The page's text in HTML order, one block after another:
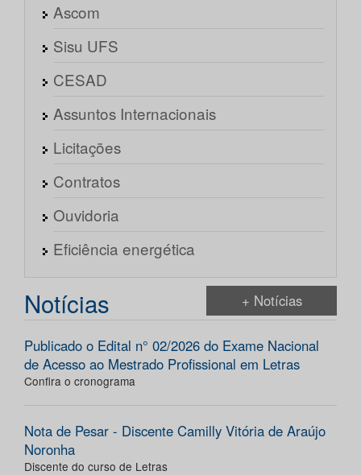
Ascom
Sisu UFS
CESAD
Assuntos Internacionais
Licitações
Contratos
Ouvidoria
Eficiência energética
Notícias + Notícias
Publicado o Edital n° 02/2026 do Exame Nacional
de Acesso ao Mestrado Profissional em Letras
Confira o cronograma
Nota de Pesar - Discente Camilly Vitória de Araújo
Noronha
Discente do curso de Letras